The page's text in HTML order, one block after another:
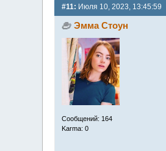
#11: Июля 10, 2023, 13:45:59
Эмма Стоун
Сообщений: 164
Karma: 0